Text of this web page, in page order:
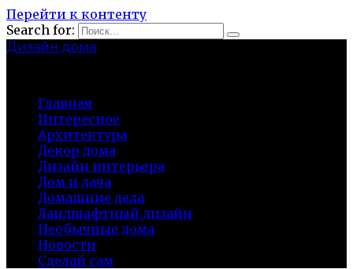
Перейти к контенту
Search for:
Дизайн дома
Главная
Интересное
Архитектура
Декор дома
Дизайн интерьера
Дом и дача
Домашние дела
Ландшафтный дизайн
Необычные дома
Новости
Сделай сам